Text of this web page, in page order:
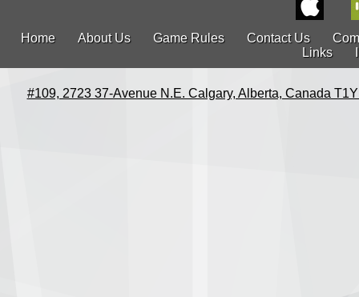
Home About Us Game Rules Contact Us
Links
#109, 2723 37-Avenue N.E. Calgary, Alberta, Canada